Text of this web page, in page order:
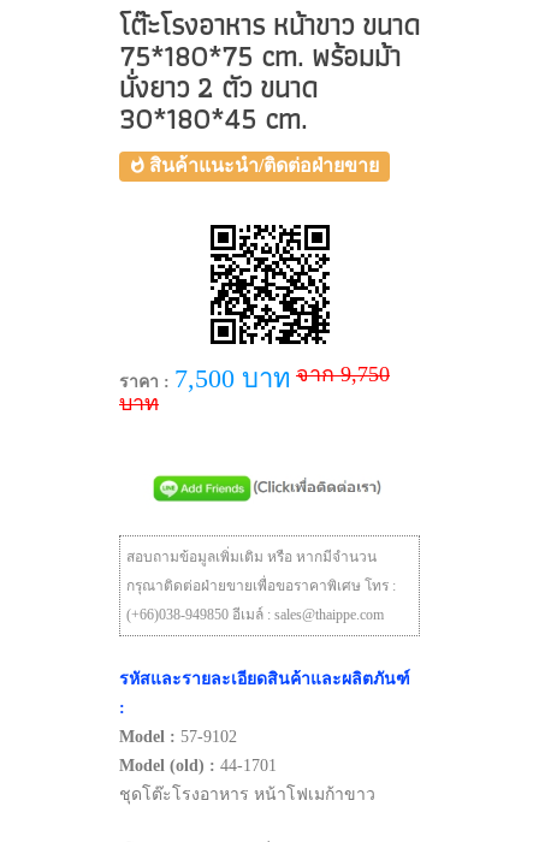
โต๊ะโรงอาหาร หน้าขาว ขนาด
75*180*75 cm. พร้อมม้า
นั่งยาว 2 ตัว ขนาด
30*180*45 cm.
สินค้าแนะนำ/ติดต่อฝ่ายขาย
ราคา : 7,500 บาท จาก 9,750
บาท
สอบถามข้อมูลเพิ่มเติม หรือ หากมีจำนวน
กรุณาติดต่อฝ่ายขายเพื่อขอราคาพิเศษ โทร :
(+66)038-949850 อีเมล์ : sales@thaippe.com
รหัสและรายละเอียดสินค้าและผลิตภันฑ์
:
Model : 57-9102
Model (old) : 44-1701
ชุดโต๊ะโรงอาหาร หน้าโฟเมก้าขาว